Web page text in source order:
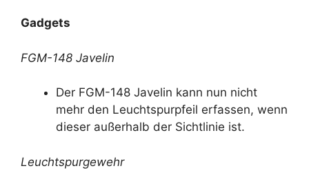
Gadgets
FGM-148 Javelin
Der FGM-148 Javelin kann nun nicht
mehr den Leuchtspurpfeil erfassen, wenn
dieser außerhalb der Sichtlinie ist.
Leuchtspurgewehr